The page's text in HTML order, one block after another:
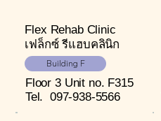
Flex Rehab Clinic
เฟล็กซ์ รีแฮบคลินิก
Building F
Floor 3 Unit no. F315
Tel. 097-938-5566